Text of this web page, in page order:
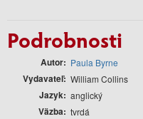
Podrobnosti
Autor Paula Byrne
Vydavateľ William Collins
Jazyk anglický
Väzba tvrdá